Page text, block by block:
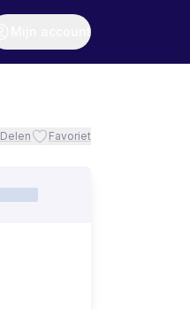
Mijn account
Delen Favoriet